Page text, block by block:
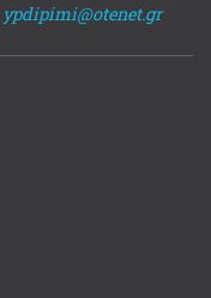
ypdipimi@otenet.gr